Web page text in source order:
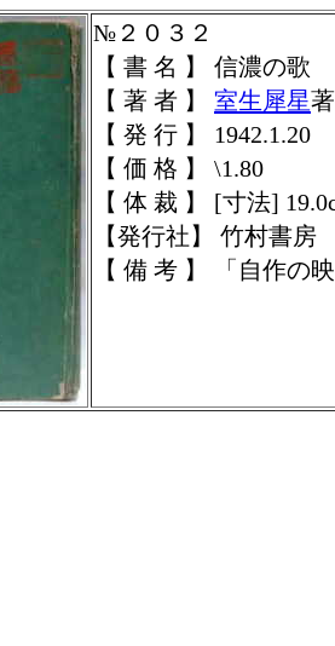
№２０３２
【 書 名 】 信濃の歌
【 著 者 】 室生犀星著
【 発 行 】 1942.1.20
【 価 格 】 \1.80
【 体 裁 】 [寸法]
【発行社】 竹村書房
【 備 考 】 「自作